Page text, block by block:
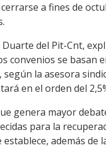
a fines de
del Pit-Cnt,
convenios se basan
la asesora
en el orden del
genera mayor
para la
además